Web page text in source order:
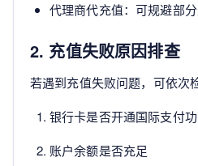
代理商代充值：可规避部
2. 充值失败原因排查
若遇到充值失败问题，可依次
银行卡是否开通国际支付
账户余额是否充足